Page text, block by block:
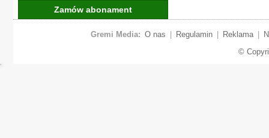
Zamów abonament
Gremi Media: O nas Regulamin Reklama
©